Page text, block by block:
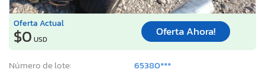
Oferta Actual
$0 USD
Oferta Ahora!
Número de lote:
65380***